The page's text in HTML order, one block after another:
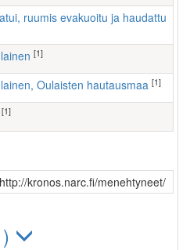
ruumis evakuoitu ja haudattu
[1]
Oulaisten hautausmaa [1]
[1]
kronos.narc.fi/menehtyneet/